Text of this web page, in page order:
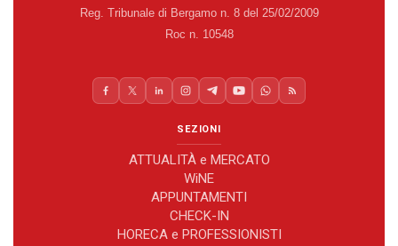
Reg. Tribunale di Bergamo n. 8 del 25/02/2009
Roc n. 10548
SEZIONI
ATTUALITÀ e MERCATO
WiNE
APPUNTAMENTI
CHECK-IN
HORECA e PROFESSIONISTI